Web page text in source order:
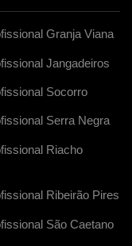
Granja Viana
Jangadeiros
Socorro
Serra Negra
Riacho
Ribeirão Pires
São Caetano